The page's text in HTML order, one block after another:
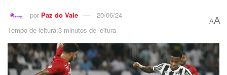
por Paz do Vale
20/06/24
Tempo de leitura:3 minutos de leitura
AA